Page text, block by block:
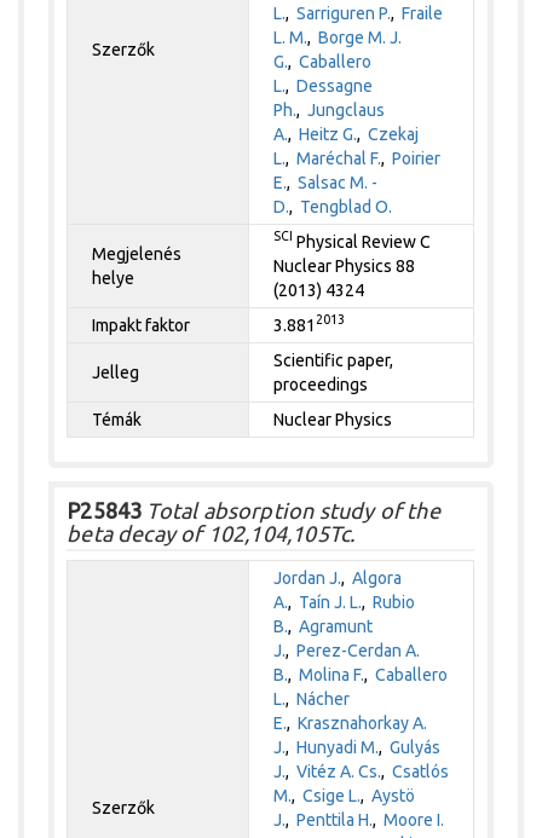
Szerzők
L.,Sarriguren P.,Fraile
L. M.,Borge M. J.
G.,Caballero
L.,Dessagne
Ph.,Jungclaus
A.,Heitz G.,Czekaj
L.,Maréchal F.,Poirier
E.,Salsac M. -
D., Tengblad O.
Megjelenés
helye
SCI Physical Review C
Nuclear Physics 88
(2013) 4324
Impakt faktor
3.881 2013
Jelleg
Scientific paper,
proceedings
Témák
Nuclear Physics
P25843 Total absorption study of the
beta decay of 102,104,105Tc.
Szerzők
Jordan J.,Algora
A., Taín J. L.,Rubio
B.,Agramunt
J.,Perez-Cerdan A.
B.,Molina F.,Caballero
L.,Nácher
E.,Krasznahorkay A.
J.,Hunyadi M.,Gulyás
J.,Vitéz A. Cs.,Csatlós
M.,Csige L.,Aystö
J.,Penttila H.,Moore I.